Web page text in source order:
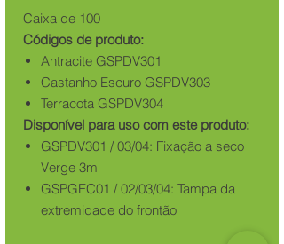
Caixa de 100
Códigos de produto:
Antracite GSPDV301
Castanho Escuro GSPDV303
Terracota GSPDV304
Disponível para uso com este produto:
GSPDV301 / 03/04: Fixação a seco
Verge 3m
GSPGEC01 / 02/03/04: Tampa da
extremidade do frontão